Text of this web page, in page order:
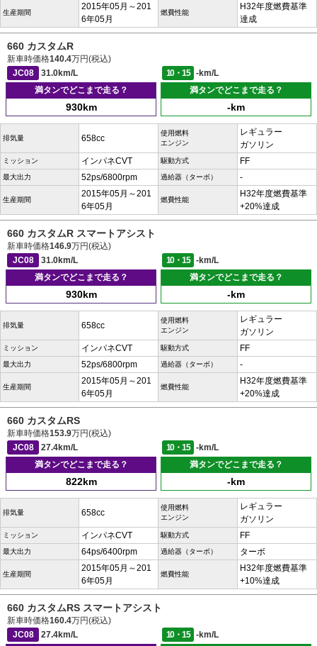
生産期間
2015年05月～201
6年05月
燃費性能
H32年度燃費基準
達成
660 カスタムR
新車時価格140.4万円(税込)
JC08
31.0km/L 10・15
-km/L
満タンでどこまで走る？
930km
満タンでどこまで走る？
-km
排気量 658cc
使用燃料
エンジン
レギュラー
ガソリン
ミッション インパネCVT 駆動方式 FF
最大出力 52ps/6800rpm 過給器（ターボ） -
生産期間
2015年05月～201
6年05月
燃費性能
H32年度燃費基準
+20%達成
660 カスタムR スマートアシスト
新車時価格146.9万円(税込)
JC08
31.0km/L 10・15
-km/L
満タンでどこまで走る？
930km
満タンでどこまで走る？
-km
排気量 658cc
使用燃料
エンジン
レギュラー
ガソリン
ミッション インパネCVT 駆動方式 FF
最大出力 52ps/6800rpm 過給器（ターボ） -
生産期間
2015年05月～201
6年05月
燃費性能
H32年度燃費基準
+20%達成
660 カスタムRS
新車時価格153.9万円(税込)
JC08
27.4km/L 10・15
-km/L
満タンでどこまで走る？
822km
満タンでどこまで走る？
-km
排気量 658cc
使用燃料
エンジン
レギュラー
ガソリン
ミッション インパネCVT 駆動方式 FF
最大出力 64ps/6400rpm 過給器（ターボ） ターボ
生産期間
2015年05月～201
6年05月
燃費性能
H32年度燃費基準
+10%達成
660 カスタムRS スマートアシスト
新車時価格160.4万円(税込)
JC08
27.4km/L 10・15
-km/L